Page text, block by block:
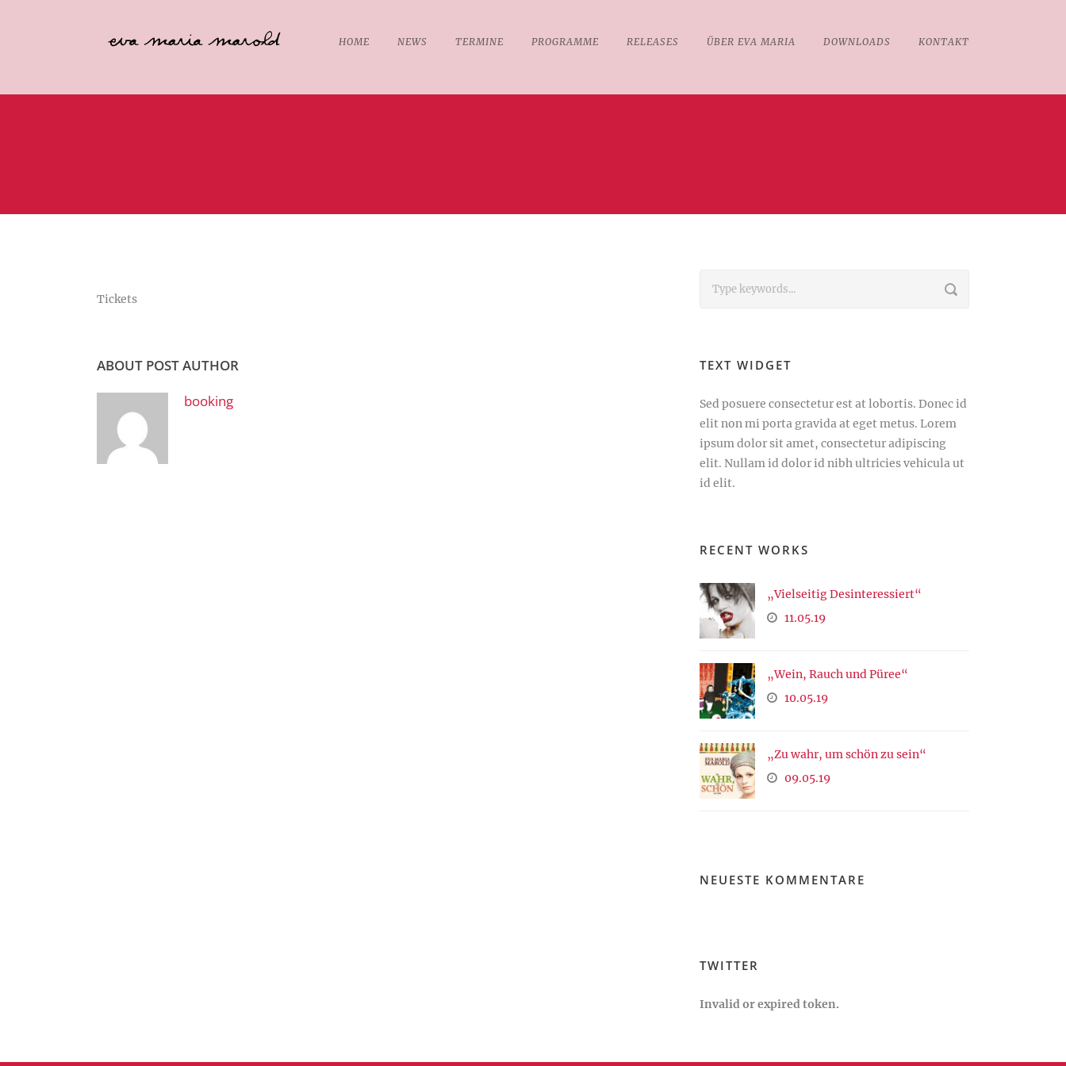
HOME NEWS TERMINE PROGRAMME RELEASES ÜBER EVA MARIA DOWNLOADS KONTAKT
Tickets
ABOUT POST AUTHOR
booking
TEXT WIDGET
Sed posuere consectetur est at lobortis. Donec id
elit non mi porta gravida at eget metus. Lorem
ipsum dolor sit amet, consectetur adipiscing
elit. Nullam id dolor id nibh ultricies vehicula ut
id elit.
RECENT WORKS
„Vielseitig Desinteressiert“
11.05.19
„Wein, Rauch und Püree“
10.05.19
„Zu wahr, um schön zu sein“
09.05.19
NEUESTE KOMMENTARE
TWITTER
Invalid or expired token.